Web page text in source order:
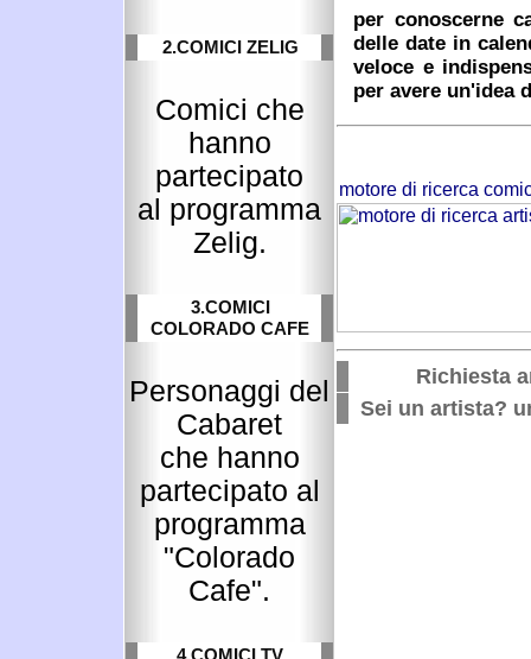
2.COMICI ZELIG
Comici che
hanno
partecipato
al programma
Zelig.
3.COMICI
COLORADO CAFE
Personaggi del
Cabaret
che hanno
partecipato al
programma
"Colorado
Cafe".
4.COMICI TV
per conoscerne
delle date in
veloce e
per avere un'idea
Richiesta
Sei un artista?